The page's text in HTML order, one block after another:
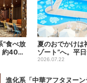
”食べ放
約40種
夏のおでかけは
ゾート”へ。平
も、休日ガッツ
2026.07.22
進化系「中華アフタヌーン